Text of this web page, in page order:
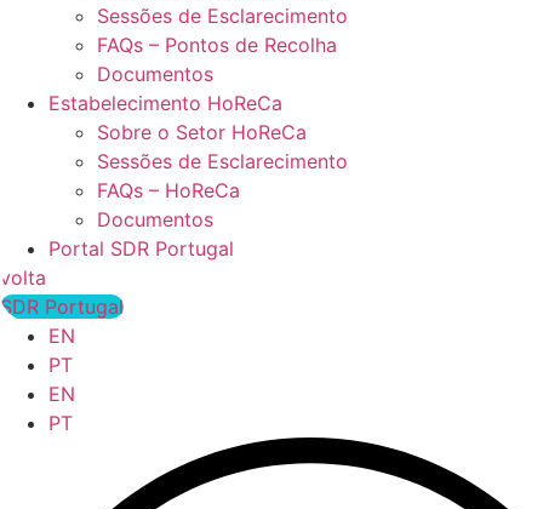
Sessões de Esclarecimento
FAQs – Pontos de Recolha
Documentos
Estabelecimento HoReCa
Sobre o Setor HoReCa
Sessões de Esclarecimento
FAQs – HoReCa
Documentos
Portal SDR Portugal
volta
SDR Portugal
EN
PT
EN
PT